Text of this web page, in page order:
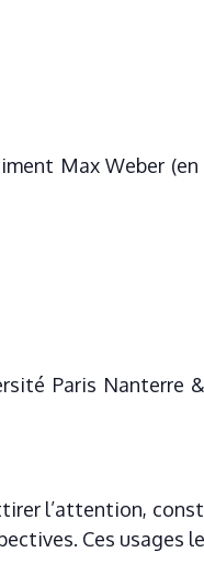
Max Weber
Paris Nanterre
l’attention,
Ces usages